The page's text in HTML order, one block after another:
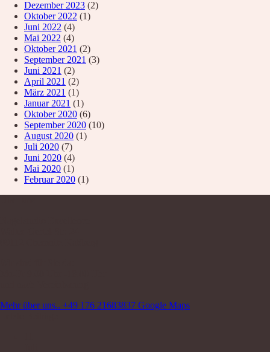
Dezember 2023 (2)
Oktober 2022 (1)
Juni 2022 (4)
Mai 2022 (4)
Oktober 2021 (2)
September 2021 (3)
Juni 2021 (2)
April 2021 (2)
März 2021 (1)
Januar 2021 (1)
Oktober 2020 (6)
September 2020 (10)
August 2020 (1)
Juli 2020 (7)
Juni 2020 (4)
Mai 2020 (1)
Februar 2020 (1)
Mehr über uns.. +49 176 21683837 Google Maps